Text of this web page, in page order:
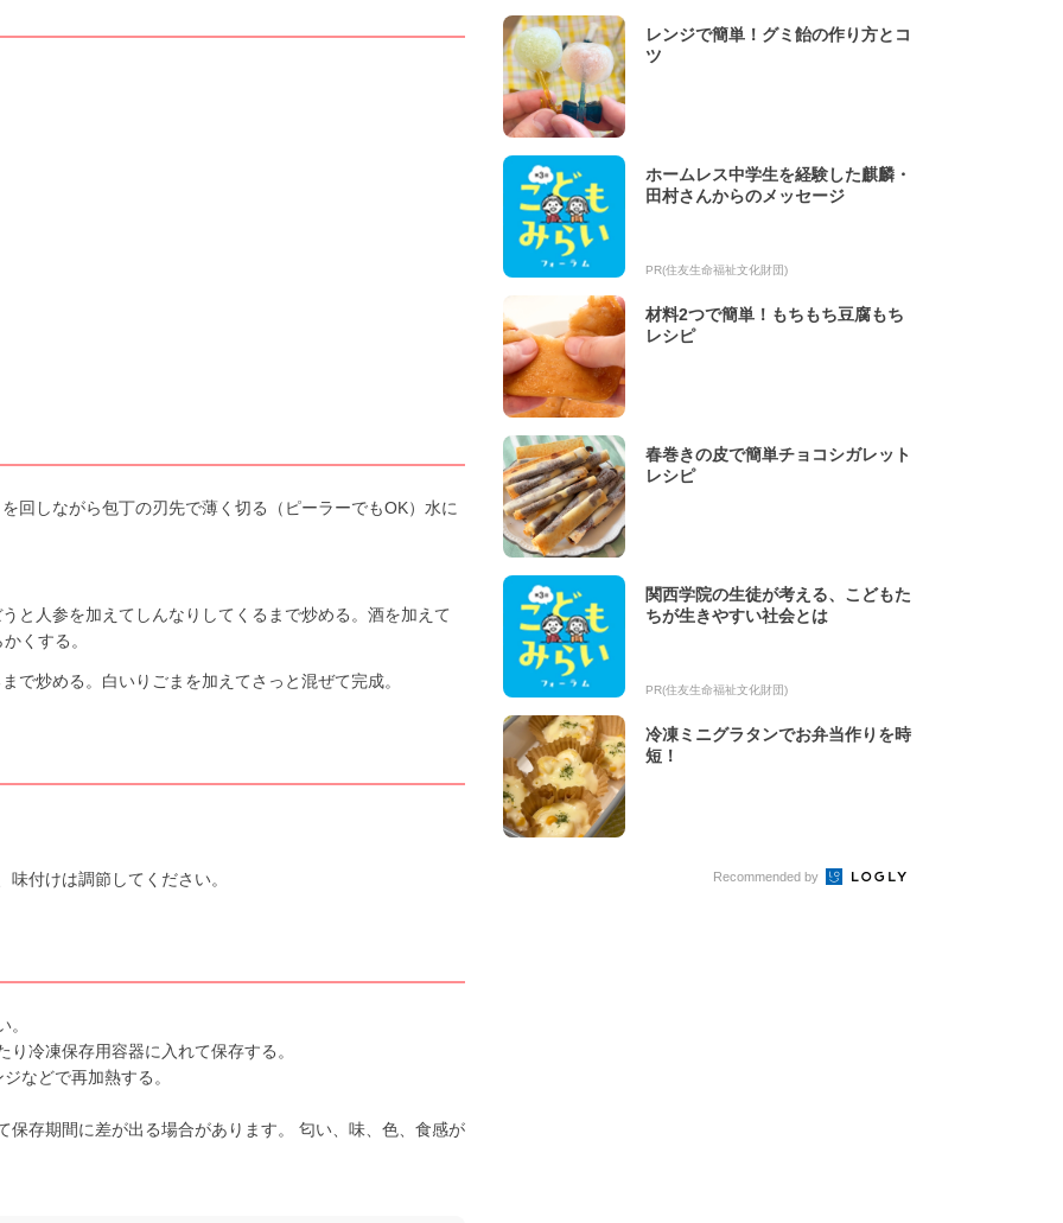
回しながら包丁の刃先で薄く切る（ピーラーでもOK）水に
と人参を加えてしんなりしてくるまで炒める。酒を加えて
くする。
で炒める。白いりごまを加えてさっと混ぜて完成。
付けは調節してください。
冷凍保存用容器に入れて保存する。
などで再加熱する。
存期間に差が出る場合があります。 匂い、味、色、食感が
レンジで簡単！グミ飴の作り方とコ
ツ
ホームレス中学生を経験した麒麟・
田村さんからのメッセージ
PR(住友生命福祉文化財団)
材料2つで簡単！もちもち豆腐もち
レシピ
春巻きの皮で簡単チョコシガレット
レシピ
関西学院の生徒が考える、こどもた
ちが生きやすい社会とは
PR(住友生命福祉文化財団)
冷凍ミニグラタンでお弁当作りを時
短！
Recommended by